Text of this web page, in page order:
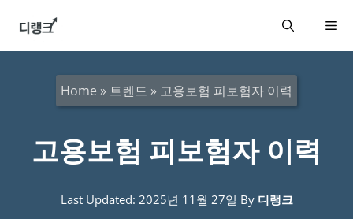
메
Home » 트렌드 » 고용보험 피보험자 이력
고용보험 피보험자 이력
Last Updated: 2025년 11월 27일 By 디랭크